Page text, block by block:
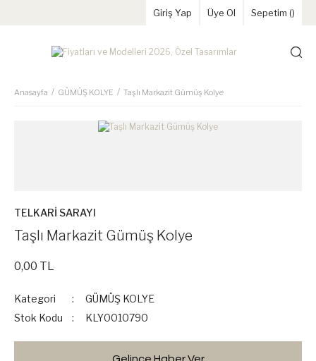
Giriş Yap Üye Ol Sepetim ()
Anasayfa GÜMÜŞ KOLYE Taşlı Markazit Gümüş Kolye
TELKARİ SARAYI
Taşlı Markazit Gümüş Kolye
0,00 TL
Kategori
GÜMÜŞ KOLYE
Stok Kodu
KLY0010790